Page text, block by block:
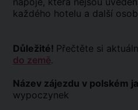
každého hotelu a další
Důležité! Přečtěte si
do země.
Název zájezdu v polském
wypoczynek